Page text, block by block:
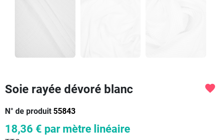
Soie rayée dévoré blanc
N° de produit 55843
favorite
18,36 € par mètre linéaire